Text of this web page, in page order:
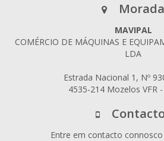
Morada
MAVIPAL
COMÉRCIO DE MÁQUINAS E
LDA
Estrada Nacional 1, Nº
4535-214 Mozelos VFR
Entre em contacto